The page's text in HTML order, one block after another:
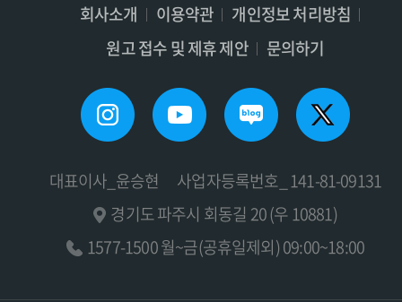
회사소개 이용약관
개인정보 처리방침
원고 접수 및 제휴 제안
문의하기
대표이사_윤승현
사업자등록번호_ 141-81-09131
경기도 파주시 회동길 20 (우 10881)
1577-1500 월~금(공휴일제외) 09:00~18:00